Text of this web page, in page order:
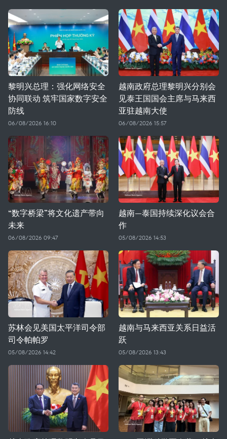
黎明兴总理：强化网络安全
协同联动 筑牢国家数字安全
防线
06/08/2026 16:10
越南政府总理黎明兴分别会
见泰王国国会主席与马来西
亚驻越南大使
06/08/2026 15:57
“数字桥梁”将文化遗产带向
未来
06/08/2026 09:47
越南—泰国持续深化议会合
作
05/08/2026 14:53
苏林会见美国太平洋司令部
司令帕帕罗
05/08/2026 14:42
越南与马来西亚关系日益活
跃
05/08/2026 13:43